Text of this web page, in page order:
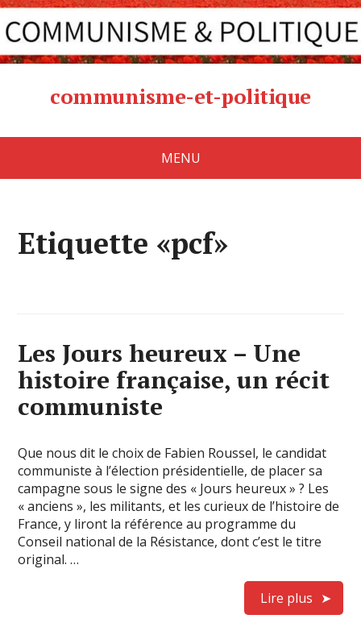
communisme-et-politique
MENU
Etiquette «pcf»
Les Jours heureux – Une
histoire française, un récit
communiste
Que nous dit le choix de Fabien Roussel, le candidat
communiste à l’élection présidentielle, de placer sa
campagne sous le signe des « Jours heureux » ? Les
« anciens », les militants, et les curieux de l’histoire de
France, y liront la référence au programme du
Conseil national de la Résistance, dont c’est le titre
original. …
Lire plus